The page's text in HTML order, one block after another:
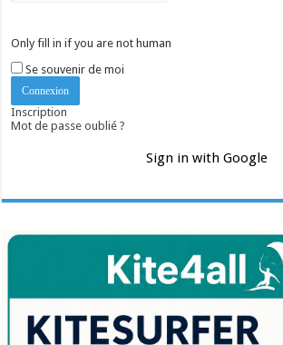
Only fill in if you are not human
Se souvenir de moi
Inscription
Mot de passe oublié ?
Sign in with Google